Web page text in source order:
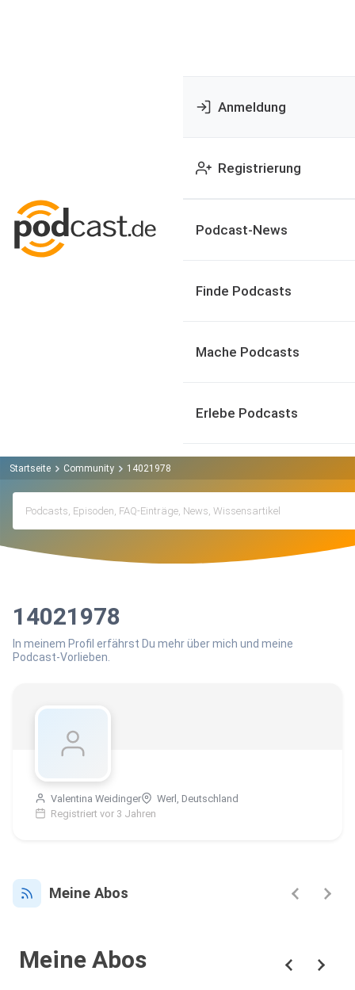
Anmeldung
Registrierung
Podcast-News
Finde Podcasts
Mache Podcasts
Erlebe Podcasts
Startseite Community 14021978
14021978
In meinem Profil erfährst Du mehr über mich und meine
Podcast-Vorlieben.
Valentina Weidinger
Werl, Deutschland
Registriert vor 3 Jahren
Meine Abos
Meine Abos